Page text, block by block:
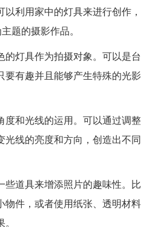
利用家中的灯具来进行创作，
题的摄影作品。
的灯具作为拍摄对象。可以是台
要有趣并且能够产生特殊的光影
度和光线的运用。可以通过调整
光线的亮度和方向，创造出不同
些道具来增添照片的趣味性。比
物件，或者使用纸张、透明材料